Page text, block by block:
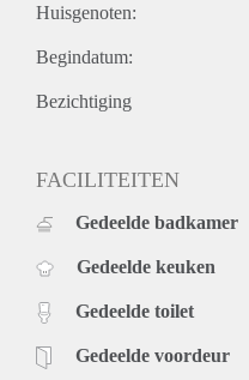
Huisgenoten:
Begindatum:
Bezichtiging
FACILITEITEN
Gedeelde badkamer
Gedeelde keuken
Gedeelde toilet
Gedeelde voordeur